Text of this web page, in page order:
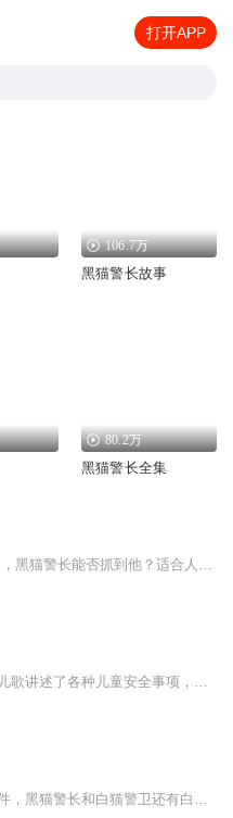
打开APP
106.7万
黑猫警长故事
80.2万
黑猫警长全集